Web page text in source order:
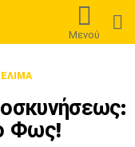
Μενού
Φως!